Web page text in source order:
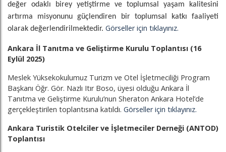
değer odaklı birey yetiştirme ve toplumsal yaşam kalitesini
artırma misyonunu güçlendiren bir toplumsal katkı faaliyeti
olarak değerlendirilmektedir. Görseller için tıklayınız.
Ankara İl Tanıtma ve Geliştirme Kurulu Toplantısı (16
Eylül 2025)
Meslek Yüksekokulumuz Turizm ve Otel İşletmeciliği Program
Başkanı Öğr. Gör. Nazlı Itır Boso, üyesi olduğu Ankara İl
Tanıtma ve Geliştirme Kurulu’nun Sheraton Ankara Hotel’de
gerçekleştirilen toplantısına katıldı. Görseller için tıklayınız.
Ankara Turistik Otelciler ve İşletmeciler Derneği (ANTOD)
Toplantısı